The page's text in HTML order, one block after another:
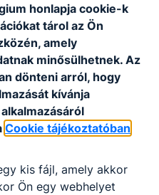
honlapja cookie-k
tárol az Ön
amely
minősülhetnek. Az
dönteni arról, hogy
kívánja
Cookie tájékoztatóban
kis fájl, amely akkor
Ön egy webhelyet